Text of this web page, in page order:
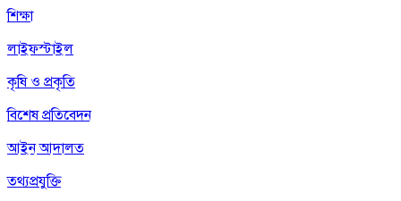
শিক্ষা
লাইফস্টাইল
কৃষি ও প্রকৃতি
বিশেষ প্রতিবেদন
আইন আদালত
তথ্যপ্রযুক্তি